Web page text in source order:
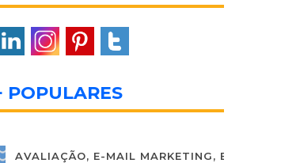
POPULARES
AVALIAÇÃO, E-MAIL MARKETING,